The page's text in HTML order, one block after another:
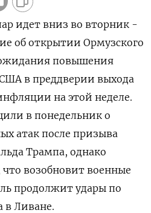
идет вниз во вторник -
об открытии Ормузского
повышения
в преддверии выхода
‌на этой неделе.
в понедельник о
атак после призыва
Трампа, однако
возобновит военные
продолжит ​удары по
​в Ливане.